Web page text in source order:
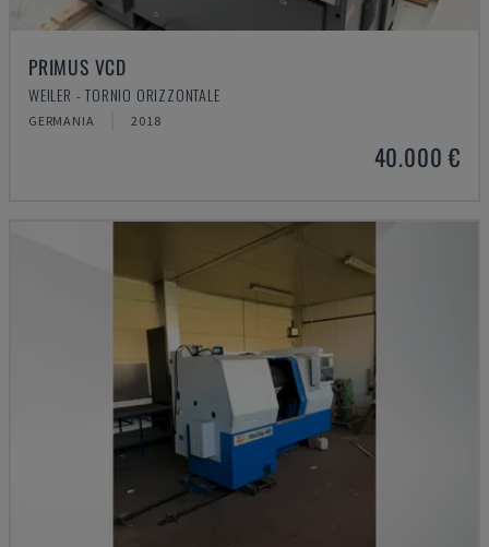
PRIMUS VCD
WEILER - TORNIO ORIZZONTALE
GERMANIA 2018
40.000 €